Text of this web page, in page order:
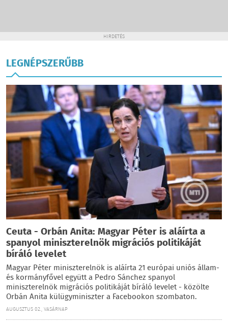
HIRDETÉS
LEGNÉPSZERŰBB
Ceuta - Orbán Anita: Magyar Péter is aláírta a
spanyol miniszterelnök migrációs politikáját
bíráló levelet
Magyar Péter miniszterelnök is aláírta 21 európai uniós állam-
és kormányfővel együtt a Pedro Sánchez spanyol
miniszterelnök migrációs politikáját bíráló levelet - közölte
Orbán Anita külügyminiszter a Facebookon szombaton.
AUGUSZTUS 02., VASÁRNAP